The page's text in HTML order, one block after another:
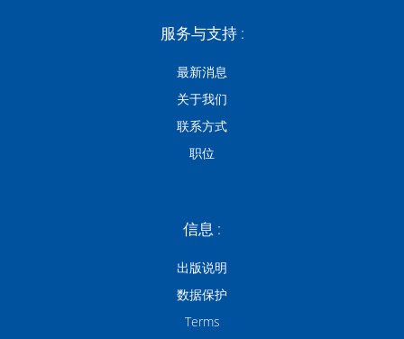
服务与支持 :
最新消息
关于我们
联系方式
职位
信息 :
出版说明
数据保护
Terms